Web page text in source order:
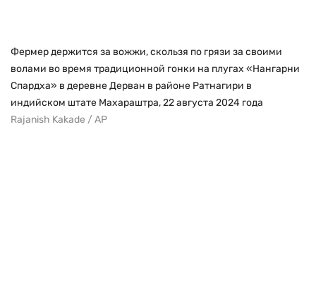
Фермер держится за вожжи, скользя по грязи за своими
волами во время традиционной гонки на плугах «Нангарни
Спардха» в деревне Дерван в районе Ратнагири в
индийском штате Махараштра, 22 августа 2024 года
Rajanish Kakade / AP